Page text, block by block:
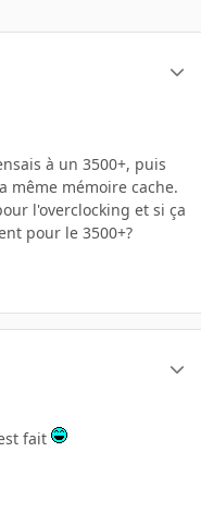
à un 3500+, puis
même mémoire cache.
l'overclocking et si ça
pour le 3500+?
fait